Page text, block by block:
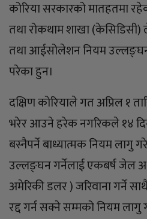
कोरिया सरकारको मातहतमा
तथा रोकथाम शाखा
तथा आईसोलेशन नियम
परेका हुन।
दक्षिण कोरियाले गत अप्रिल १
भरेर आउने हरेक नगरिकले १४
बस्नैपर्ने बाध्यात्मक नियम लागु
उल्लङ्घन गर्नेलाई एकबर्ष जेल
अमेरिकी डलर ) जरिवाना गर्ने
रद्द गर्न सक्ने सम्मको नियम लागु